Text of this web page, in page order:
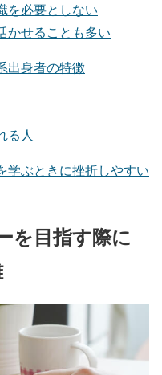
を必要としない
かせることも多い
出身者の特徴
る人
学ぶときに挫折しやすい
を目指す際に